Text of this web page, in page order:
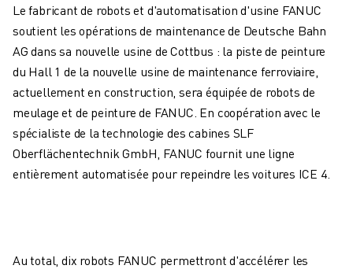
ROBOTS POUR L'ALIMENTATION ET LES SALLES BLANCHES
ROBOTS DE PEINTURE
ROBOTS PALETTISEURS
ROBOTS SCARA
CENTRES D'USINAGE CNC COMPACTS
RECHERCHE DE ROBODRILL
ROBODRILL CENTRES D'USINAGE CNC COMPACTS
ROBODRILL MATÉRIEL
LOGICIEL ROBODRILL
ROBODRILL KIT PÉDAGOGIQUE
Le fabricant de robots et d'automatisation d'usine FANUC
soutient les opérations de maintenance de Deutsche Bahn
AG dans sa nouvelle usine de Cottbus : la piste de peinture
du Hall 1 de la nouvelle usine de maintenance ferroviaire,
actuellement en construction, sera équipée de robots de
meulage et de peinture de FANUC. En coopération avec le
spécialiste de la technologie des cabines SLF
Oberflächentechnik GmbH, FANUC fournit une ligne
entièrement automatisée pour repeindre les voitures ICE 4.
Au total, dix robots FANUC permettront d'accélérer les